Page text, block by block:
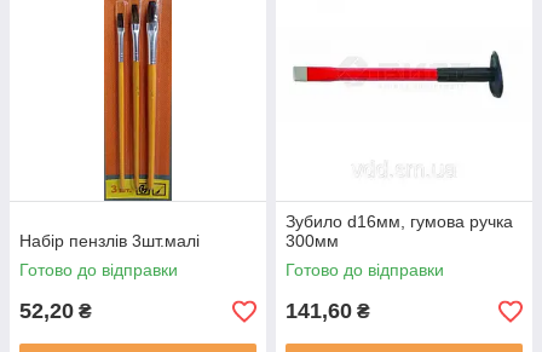
Набір пензлів 3шт.малі
Готово до відправки
52,20 ₴
Зубило d16мм, гумова ручка
300мм
Готово до відправки
141,60 ₴